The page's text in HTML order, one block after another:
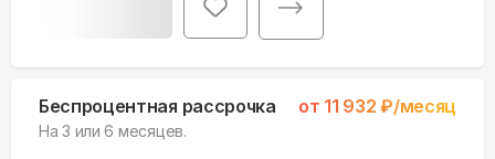
Беспроцентная рассрочка от 11 932 ₽/месяц
На 3 или 6 месяцев.